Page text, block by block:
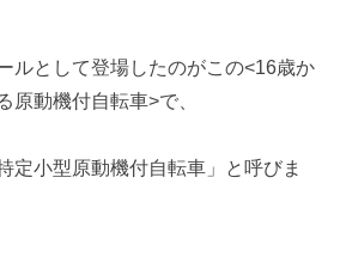
ルとして登場したのがこの<16歳か
原動機付自転車>で、
定小型原動機付自転車」と呼びま